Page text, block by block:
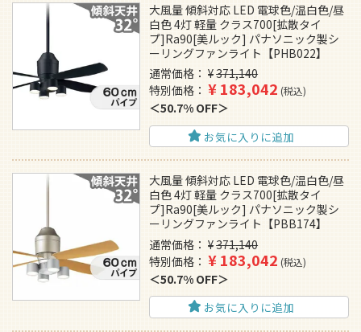
大風量 傾斜対応 LED 電球色/温白色/昼
白色 4灯 軽量 クラス700[拡散タイ
プ]Ra90[美ルック] パナソニック製シ
ーリングファンライト【PHB022】
通常価格
¥371,140
特別価格
¥183,042 税込
50.7% OFF
お気に入りに追加
大風量 傾斜対応 LED 電球色/温白色/昼
白色 4灯 軽量 クラス700[拡散タイ
プ]Ra90[美ルック] パナソニック製シ
ーリングファンライト【PBB174】
通常価格
¥371,140
特別価格
¥183,042 税込
50.7% OFF
お気に入りに追加